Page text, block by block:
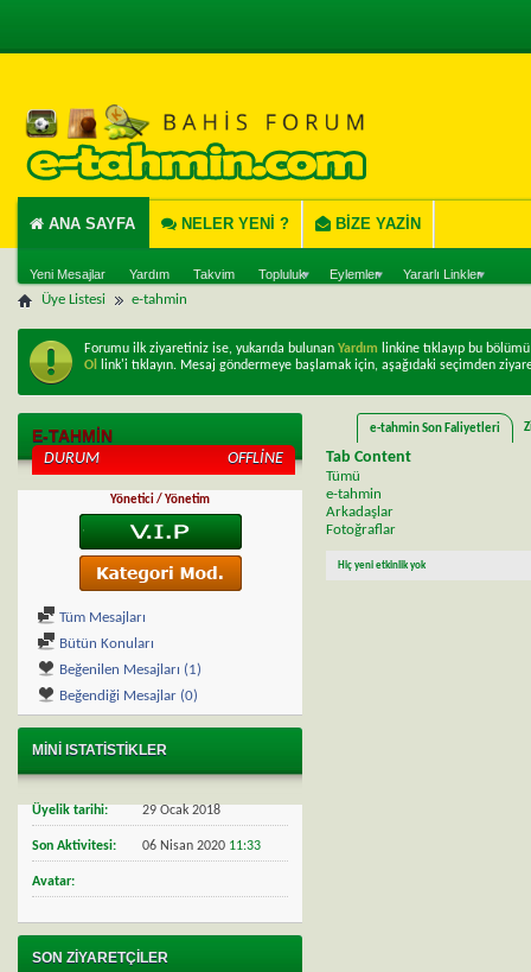
ANA SAYFA
Yeni Mesajlar Yardım Takvim Topluluk Eylemler Yararlı Linkler
NELER YENI ? BIZE YAZIN
Üye Listesi e-tahmin
Forumu ilk ziyaretiniz ise, yukarıda bulunan Yardım linkine tıklayıp bu
Ol
link'i tıklayın. Mesaj göndermeye başlamak için, aşağıdaki seçimden
E-TAHMIN
DURUM OFFLINE
Yönetici / Yönetim
Tüm Mesajları
Bütün Konuları
Beğenilen Mesajları (1)
Beğendiği Mesajlar (0)
MINI ISTATISTIKLER
Üyelik tarihi 29 Ocak 2018
Son Aktivitesi 06 Nisan 2020 11:33
Avatar
SON ZIYARETÇILER
e-tahmin Son Faliyetleri
Tab Content
Tümü
e-tahmin
Arkadaşlar
Fotoğraflar
Hiç yeni etkinlik yok